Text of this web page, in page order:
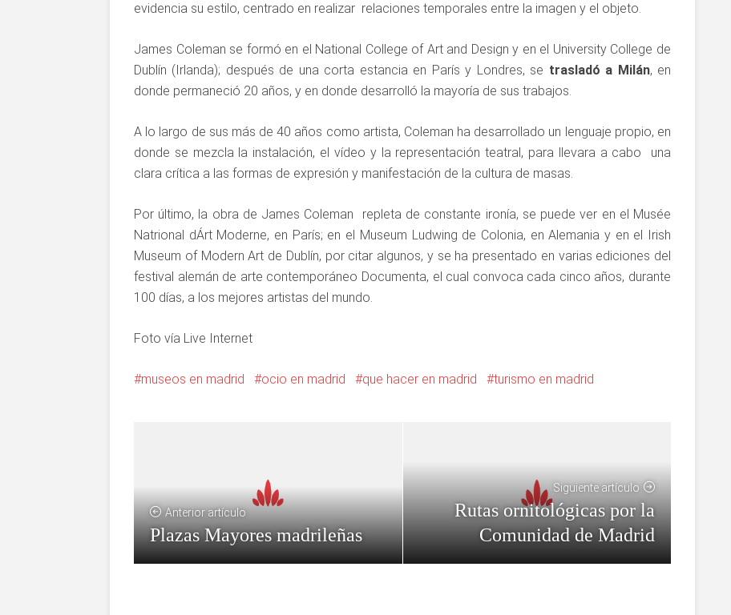
evidencia su estilo, centrado en realizar relaciones temporales entre la imagen y el objeto.
James Coleman se formó en el National College of Art and Design y en el University College de
Dublín (Irlanda); después de una corta estancia en París y Londres, se trasladó a Milán, en
donde permaneció 20 años, y en donde desarrolló la mayoría de sus trabajos.
A lo largo de sus más de 40 años como artista, Coleman ha desarrollado un lenguaje propio, en
donde se mezcla la instalación, el vídeo y la representación teatral, para llevara a cabo una
clara crítica a las formas de expresión y manifestación de la cultura de masas.
Por último, la obra de James Coleman repleta de constante ironía, se puede ver en el Musée
Natrional dÁrt Moderne, en París; en el Museum Ludwing de Colonia, en Alemania y en el Irish
Museum of Modern Art de Dublín, por citar algunos, y se ha presentado en varias ediciones del
festival alemán de arte contemporáneo Documenta, el cual convoca cada cinco años, durante
100 días, a los mejores artistas del mundo.
Foto vía Live Internet
museos en madrid ocio en madrid que hacer en madrid turismo en madrid
Anterior artículo
Plazas Mayores madrileñas
Siguiente artículo
Rutas ornitológicas por la
Comunidad de Madrid